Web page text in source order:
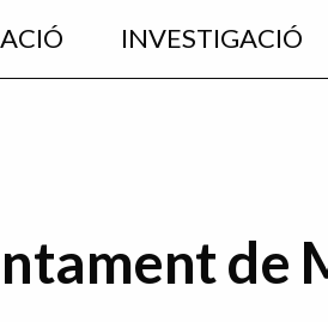
INVESTIGACIÓ
de